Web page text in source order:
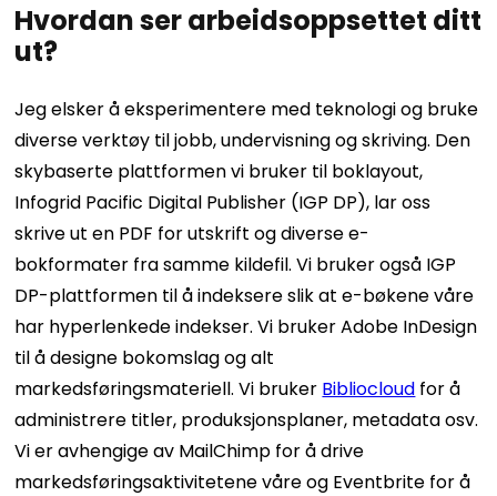
Hvordan ser arbeidsoppsettet ditt
ut?
Jeg elsker å eksperimentere med teknologi og bruke
diverse verktøy til jobb, undervisning og skriving. Den
skybaserte plattformen vi bruker til boklayout,
Infogrid Pacific Digital Publisher (IGP DP), lar oss
skrive ut en PDF for utskrift og diverse e-
bokformater fra samme kildefil. Vi bruker også IGP
DP-plattformen til å indeksere slik at e-bøkene våre
har hyperlenkede indekser. Vi bruker Adobe InDesign
til å designe bokomslag og alt
markedsføringsmateriell. Vi bruker Bibliocloud for å
administrere titler, produksjonsplaner, metadata osv.
Vi er avhengige av MailChimp for å drive
markedsføringsaktivitetene våre og Eventbrite for å